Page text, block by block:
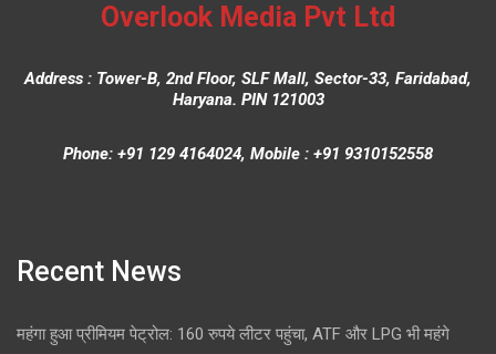
Overlook Media Pvt Ltd
Address : Tower-B, 2nd Floor, SLF Mall, Sector-33, Faridabad,
Haryana. PIN 121003
Phone: +91 129 4164024, Mobile : +91 9310152558
Recent News
महंगा हुआ प्रीमियम पेट्रोल: 160 रुपये लीटर पहुंचा, ATF और LPG भी महंगे